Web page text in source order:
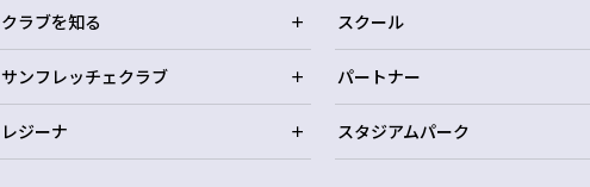
クラブを知る
サンフレッチェクラブ
レジーナ
スクール
パートナー
スタジアムパーク